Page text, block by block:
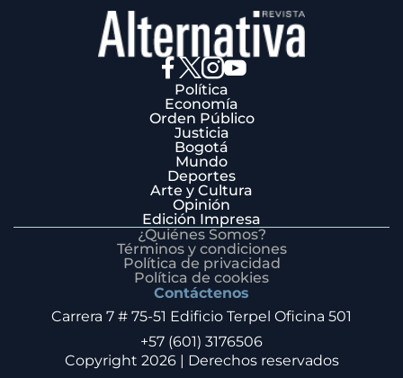
Política
Economía
Orden Público
Justicia
Bogotá
Mundo
Deportes
Arte y Cultura
Opinión
Edición Impresa
¿Quiénes Somos?
Términos y condiciones
Política de privacidad
Política de cookies
Contáctenos
Carrera 7 # 75-51 Edificio Terpel Oficina 501
+57 (601) 3176506
Copyright 2026 | Derechos reservados